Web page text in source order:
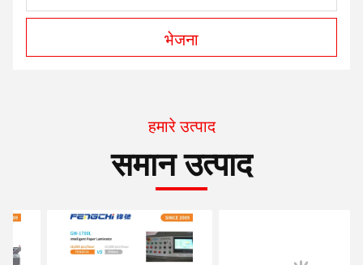
भेजना
हमारे उत्पाद
समान उत्पाद